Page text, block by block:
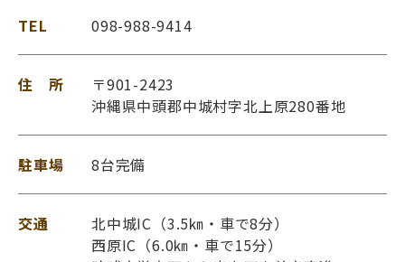
TEL 098-988-9414
住 所
〒901-2423
沖縄県中頭郡中城村字北上原280番地
駐車場 8台完備
交通
北中城IC（3.5㎞・車で8分）
西原IC（6.0㎞・車で15分）